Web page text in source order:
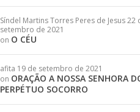
Síndel Martins Torres Peres de Jesus22
setembro de 2021
on O CÉU
afita 19 de setembro de 2021
on ORAÇÃO A NOSSA SENHORA
PERPÉTUO SOCORRO